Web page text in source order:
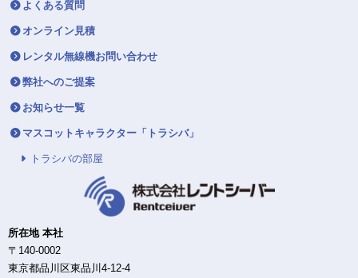
よくある質問
オンライン見積
レンタル無線機お問い合わせ
弊社へのご提案
お知らせ一覧
マスコットキャラクター「トラシバ」
トラシバの部屋
所在地 本社
〒140-0002
東京都品川区東品川4-12-4